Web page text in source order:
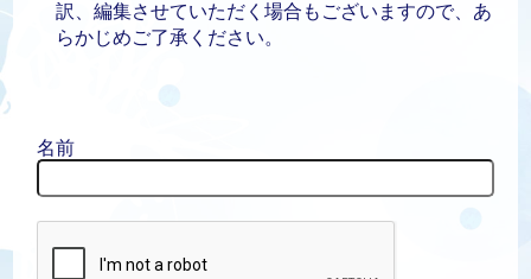
訳、編集させていただく場合もございますので、あ
らかじめご了承ください。
名前